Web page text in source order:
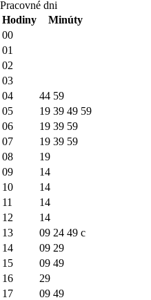
Pracovné dni
Hodiny
Minúty
00
01
02
03
04
44 59
05
19 39 49 59
06
19 39 59
07
19 39 59
08
19
09
14
10
14
11
14
12
14
13
09 24 49 c
14
09 29
15
09 49
16
29
17
09 49